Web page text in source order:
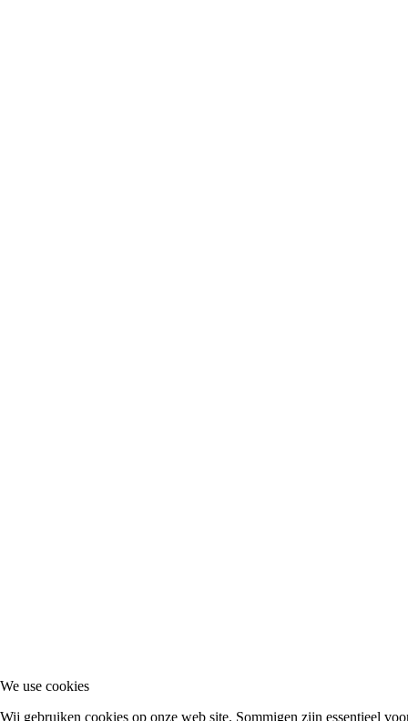
We use cookies
Wij gebruiken cookies op onze web site. Sommigen zijn essentieel